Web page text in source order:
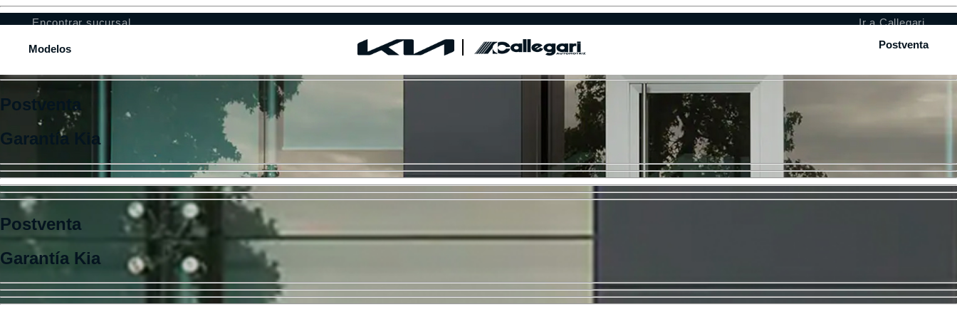
Encontrar sucursal Ir a Callegari
Modelos Postventa
Postventa
Garantía Kia
Postventa
Garantía Kia